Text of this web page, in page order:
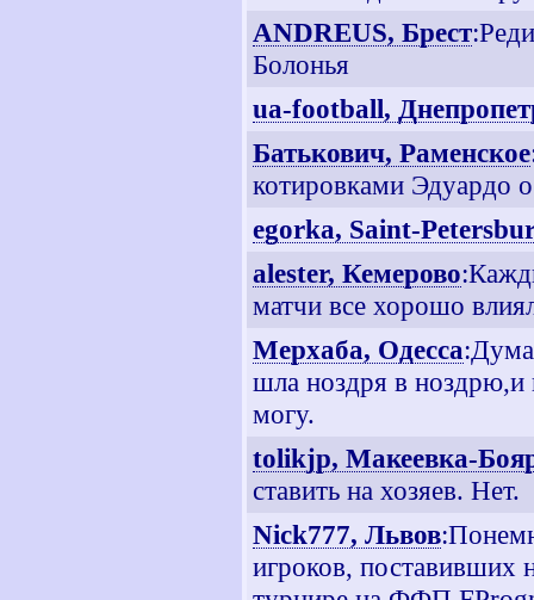
ANDREUS, Брест
Болонья
ua-football,
Батькович, Раменское
котировками Эдуардо
egorka, Saint-
alester, Кемерово
матчи все хорошо
Мерхаба, Одесса
шла ноздря в ноздрю,и
могу.
tolikjp, Макеевка-
ставить на хозяев. Нет.
Nick777, Львов
игроков, поставивших